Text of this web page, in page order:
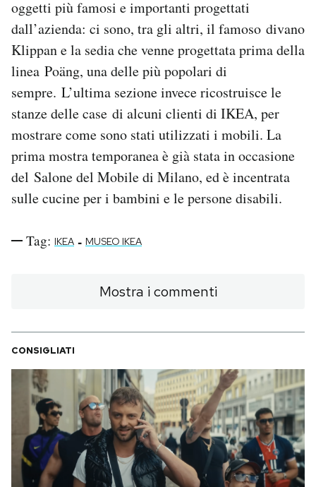
oggetti più famosi e importanti progettati
dall’azienda: ci sono, tra gli altri, il famoso divano
Klippan e la sedia che venne progettata prima della
linea Poäng, una delle più popolari di
sempre. L’ultima sezione invece ricostruisce le
stanze delle case di alcuni clienti di IKEA, per
mostrare come sono stati utilizzati i mobili. La
prima mostra temporanea è già stata in occasione
del Salone del Mobile di Milano, ed è incentrata
sulle cucine per i bambini e le persone disabili.
Tag: IKEA - MUSEO IKEA
Mostra i commenti
CONSIGLIATI